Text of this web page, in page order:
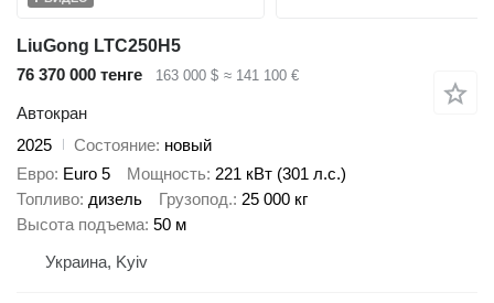
LiuGong LTC250H5
76 370 000 тенге
163 000 $ ≈ 141 100 €
Автокран
2025
Состояние новый
Евро Euro 5 Мощность 221 кВт (301 л.с.)
Топливо дизель Грузопод. 25 000 кг
Высота подъема 50 м
Украина, Kyiv